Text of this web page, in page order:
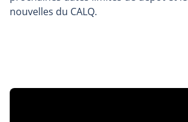
nouvelles du CALQ.